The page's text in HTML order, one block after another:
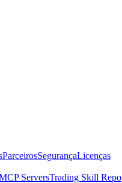
ParceirosSegurançaLicenças
ServersTrading Skill Repo